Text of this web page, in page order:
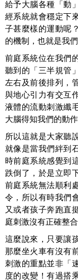
給予大腦各種「動
經系統就會穩定下
子甚麼樣的運動呢
的機制，也就是我
前庭系統位在我們
聽到的「三半規管
左右及前後排列，
與地心引力有交互
液體的流動刺激纖
大腦得知我們的動
所以這就是大家聽
就像是當我們絆到
時前庭系統感覺到
跌倒了，於是立即
前庭系統無法順利
令，所以有時我們
又或者孩子奔跑直
庭刺激沒有正確整
這麼說來，只要讓
那麼坐火車有沒有
刺激的重點並非「
度的改變！有過搭